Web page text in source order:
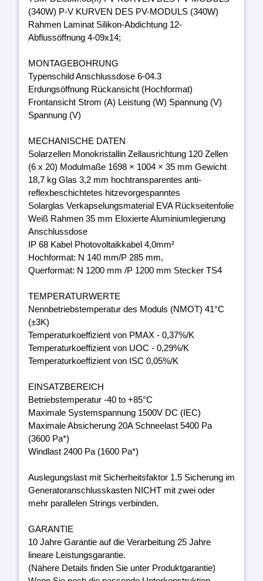
(340W) P-V KURVEN DES PV-MODULS (340W)
Rahmen Laminat Silikon-Abdichtung 12-
Abflussöffnung 4-09x14;
MONTAGEBOHRUNG
Typenschild Anschlussdose 6-04.3
Erdungsöffnung Rückansicht (Hochformat)
Frontansicht Strom (A) Leistung (W) Spannung (V)
Spannung (V)
MECHANISCHE DATEN
Solarzellen Monokristallin Zellausrichtung 120 Zellen
(6 x 20) Modulmaße 1698 × 1004 × 35 mm Gewicht
18,7 kg Glas 3,2 mm hochtransparentes anti-
reflexbeschichtetes hitzevorgespanntes
Solarglas Verkapselungsmaterial EVA Rückseitenfolie
Weiß Rahmen 35 mm Eloxierte Aluminiumlegierung
Anschlussdose
IP 68 Kabel Photovoltaikkabel 4,0mm²
Hochformat: N 140 mm/P 285 mm,
Querformat: N 1200 mm /P 1200 mm Stecker TS4
TEMPERATURWERTE
Nennbetriebstemperatur des Moduls (NMOT) 41°C
(±3K)
Temperaturkoeffizient von PMAX - 0,37%/K
Temperaturkoeffizient von UOC - 0,29%/K
Temperaturkoeffizient von ISC 0,05%/K
EINSATZBEREICH
Betriebstemperatur -40 to +85°C
Maximale Systemspannung 1500V DC (IEC)
Maximale Absicherung 20A Schneelast 5400 Pa
(3600 Pa*)
Windlast 2400 Pa (1600 Pa*)
Auslegungslast mit Sicherheitsfaktor 1.5 Sicherung im
Generatoranschlusskasten NICHT mit zwei oder
mehr parallelen Strings verbinden.
GARANTIE
10 Jahre Garantie auf die Verarbeitung 25 Jahre
lineare Leistungsgarantie.
(Nähere Details finden Sie unter Produktgarantie)